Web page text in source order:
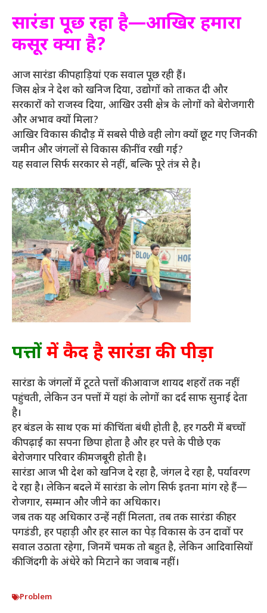
सारंडा पूछ रहा है—आखिर हमारा
कसूर क्या है?
आज सारंडा की पहाड़ियां एक सवाल पूछ रही हैं।
जिस क्षेत्र ने देश को खनिज दिया, उद्योगों को ताकत दी और
सरकारों को राजस्व दिया, आखिर उसी क्षेत्र के लोगों को बेरोजगारी
और अभाव क्यों मिला?
आखिर विकास की दौड़ में सबसे पीछे वही लोग क्यों छूट गए जिनकी
जमीन और जंगलों से विकास की नींव रखी गई?
यह सवाल सिर्फ सरकार से नहीं, बल्कि पूरे तंत्र से है।
पत्तों में कैद है सारंडा की पीड़ा
सारंडा के जंगलों में टूटते पत्तों की आवाज शायद शहरों तक नहीं
पहुंचती, लेकिन उन पत्तों में यहां के लोगों का दर्द साफ सुनाई देता
है।
हर बंडल के साथ एक मां की चिंता बंधी होती है, हर गठरी में बच्चों
की पढ़ाई का सपना छिपा होता है और हर पत्ते के पीछे एक
बेरोजगार परिवार की मजबूरी होती है।
सारंडा आज भी देश को खनिज दे रहा है, जंगल दे रहा है, पर्यावरण
दे रहा है। लेकिन बदले में सारंडा के लोग सिर्फ इतना मांग रहे हैं—
रोजगार, सम्मान और जीने का अधिकार।
जब तक यह अधिकार उन्हें नहीं मिलता, तब तक सारंडा की हर
पगडंडी, हर पहाड़ी और हर साल का पेड़ विकास के उन दावों पर
सवाल उठाता रहेगा, जिनमें चमक तो बहुत है, लेकिन आदिवासियों
की जिंदगी के अंधेरे को मिटाने का जवाब नहीं।
Problem